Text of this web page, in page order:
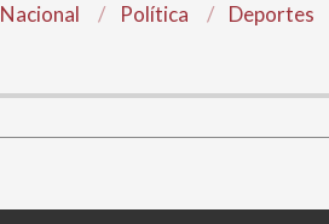
Nacional Política Deportes